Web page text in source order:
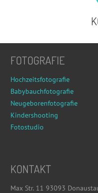
FOTOGRAFIE
Hochzeitsfotografie
Babybauchfotografie
Neugeborenfotografie
Kindershooting
Fotostudio
KONTAKT
Max Str. 11 93093